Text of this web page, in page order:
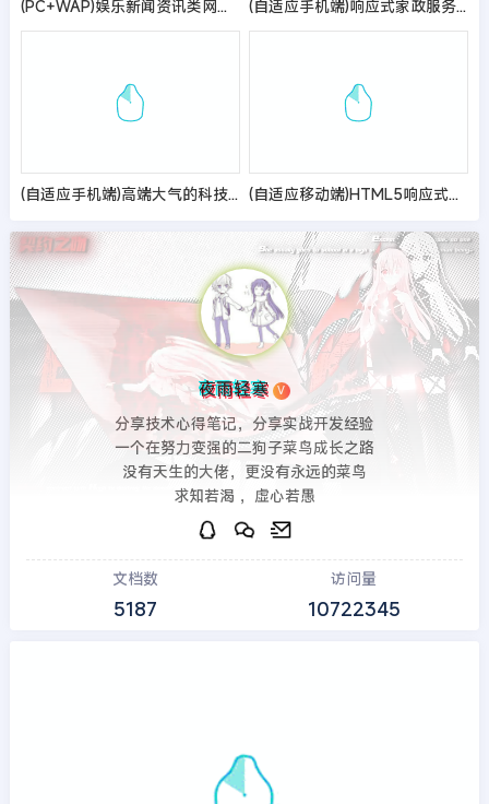
(PC+WAP)娱乐新闻资讯类网站pbootcms模板 健康生活资讯博客网站源码 (自适应手机端)响应式家政服务网站模板 - 简繁双语
(自适应手机端)高端大气的科技类pbootcms网站模板 带三级栏目、下载和招聘功能 (自适应移动端)HTML5响应式律师律所网站pbootcms模板 律师事务所网站源码
夜雨轻寒 V
分享技术心得笔记，分享实战开发经验
一个在努力变强的二狗子菜鸟成长之路
没有天生的大佬，更没有永远的菜鸟
求知若渴 ，虚心若愚
文档数
5187
访问量
10722345